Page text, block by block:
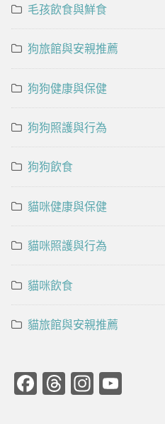
毛孩飲食與鮮食
狗旅館與安親推薦
狗狗健康與保健
狗狗照護與行為
狗狗飲食
貓咪健康與保健
貓咪照護與行為
貓咪飲食
貓旅館與安親推薦
Facebook
ThreadsInstagram